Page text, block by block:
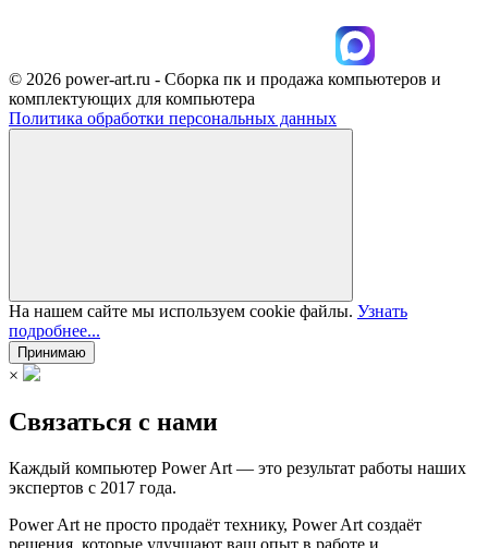
© 2026 power-art.ru - Сборка пк и продажа компьютеров и
комплектующих для компьютера
Политика обработки персональных данных
На нашем сайте мы используем cookie файлы. Узнать
подробнее...
Принимаю
×
Связаться с нами
Каждый компьютер Power Art — это результат работы наших
экспертов с 2017 года.
Power Art не просто продаёт технику, Power Art создаёт
решения, которые улучшают ваш опыт в работе и